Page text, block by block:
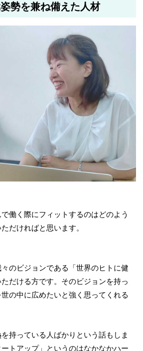
勢を兼ね備えた人材
働く際にフィットするのはどのよう
だければと思います。
のビジョンである「世界のヒトに健
だける方です。そのビジョンを持っ
の中に広めたいと強く思ってくれる
持っている人ばかりという話もしま
トアップ」というのはなかなかハー